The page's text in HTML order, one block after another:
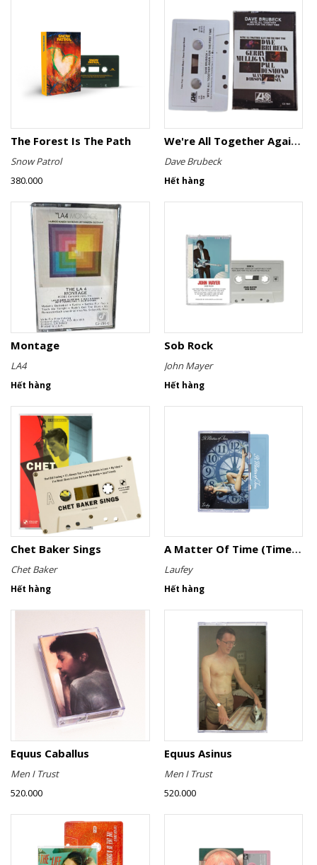
The Forest Is The Path
Snow Patrol
380.000
We're All Together Again For The First Time
Dave Brubeck
Hết hàng
Montage
LA4
Hết hàng
Sob Rock
John Mayer
Hết hàng
Chet Baker Sings
Chet Baker
Hết hàng
A Matter Of Time (Timeless Blue Cassette)
Laufey
Hết hàng
Equus Caballus
Men I Trust
520.000
Equus Asinus
Men I Trust
520.000